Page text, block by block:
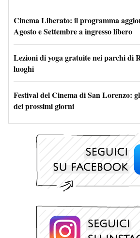
Cinema Liberato: il programma
Agosto e Settembre a ingresso libero
Lezioni di yoga gratuite nei parchi di
luoghi
Festival del Cinema di San Lorenzo:
dei prossimi giorni